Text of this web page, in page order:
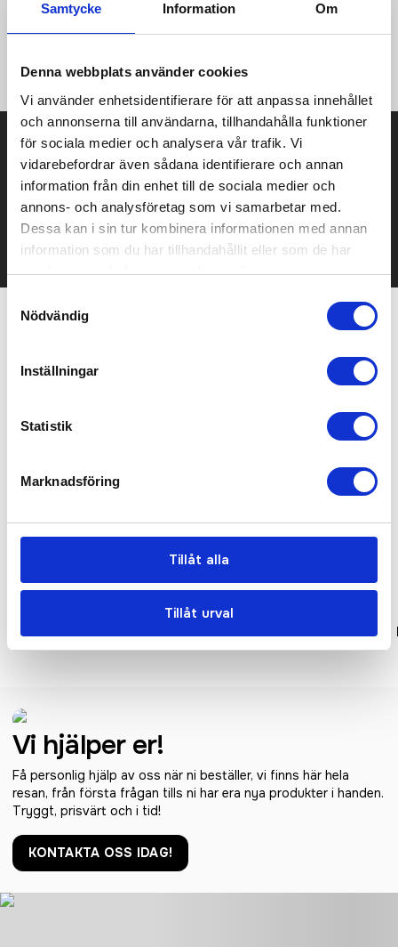
Samtycke Information Om
Denna webbplats använder cookies
Vi använder enhetsidentifierare för att anpassa innehållet
och annonserna till användarna, tillhandahålla funktioner
för sociala medier och analysera vår trafik. Vi
vidarebefordrar även sådana identifierare och annan
information från din enhet till de sociala medier och
annons- och analysföretag som vi samarbetar med.
Dessa kan i sin tur kombinera informationen med annan
information som du har tillhandahållit eller som de har
samlat in när du har använt deras tjänster.
Nödvändig
Inställningar
Statistik
Marknadsföring
Tillåt alla
Tillåt urval
prägling ·Mått: 2,5 x 20,5 cm ·Maximal tryckyta: 1,5 x 12,5 cm.
Prisuppgift på mailen?
Kontakta oss här för att få förslag på produkt och pris över
Det går också utmärkt att bara ställa frågor!
KONTAKTA OSS
Boutique Heart Key Clip<P/>
Vi hjälper er!
Få personlig hjälp av oss när ni beställer, vi finns här hela
resan, från första frågan tills ni har era nya produkter i handen.
Tryggt, prisvärt och i tid!
KONTAKTA OSS IDAG!